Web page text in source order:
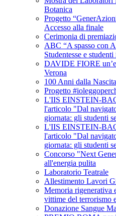
Botanica
Progetto
Accesso alla finale
Cerimonia di
ABC “A spasso con
Studentesse e
DAVIDE FIORE
Verona
100 Anni dalla
Progetto
L'IIS EINSTEIN-
l'articolo "Dal
giornata: gli studenti
L'IIS EINSTEIN-
l'articolo "Dal
giornata: gli studenti
Concorso "Next
all'energia pulita
Laboratorio Teatrale
Allestimento Lavori
Memoria rigenerativa
vittime del terrorismo
Donazione Sangue